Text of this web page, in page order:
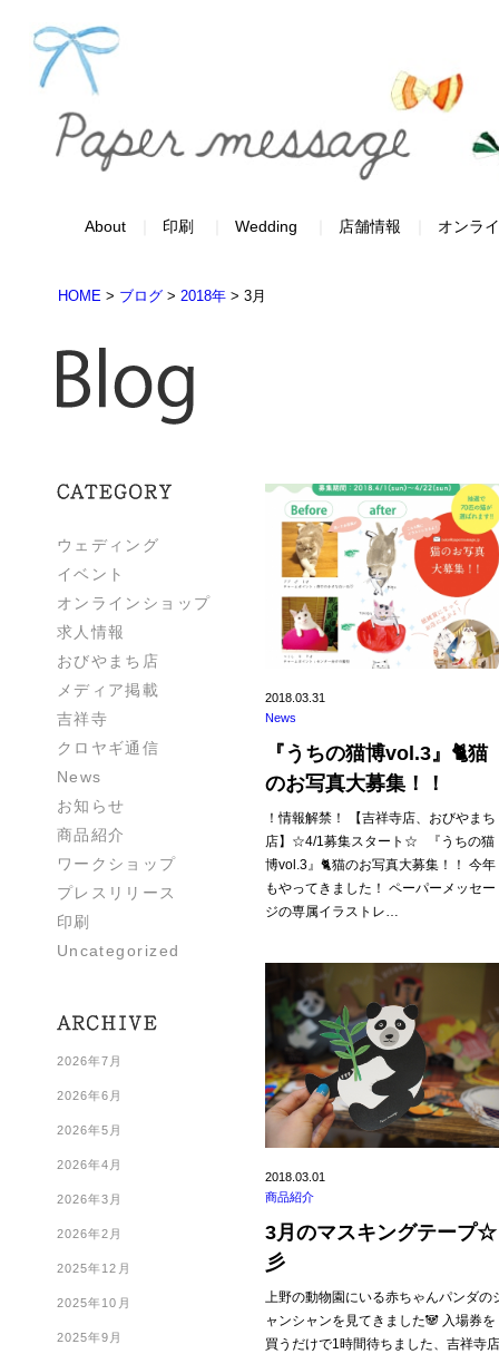
About 印刷 Wedding 店舗情報 オンラ
HOME > ブログ > 2018年 > 3月
ウェディング
イベント
オンラインショップ
求人情報
おびやまち店
メディア掲載
吉祥寺
クロヤギ通信
News
お知らせ
商品紹介
ワークショップ
プレスリリース
印刷
Uncategorized
2026年7月
2026年6月
2026年5月
2026年4月
2026年3月
2026年2月
2025年12月
2025年10月
2025年9月
2018.03.31
News
『うちの猫博vol.3』🐈猫
のお写真大募集！！
！情報解禁！ 【吉祥寺店、おびやまち
店】☆4/1募集スタート☆ 『うちの猫
博vol.3』🐈猫のお写真大募集！！ 今年
もやってきました！ ペーパーメッセー
ジの専属イラストレ…
2018.03.01
商品紹介
3月のマスキングテープ☆
彡
上野の動物園にいる赤ちゃんパンダの
ャンシャンを見てきました🐼 入場券を
買うだけで1時間待ちました、吉祥寺